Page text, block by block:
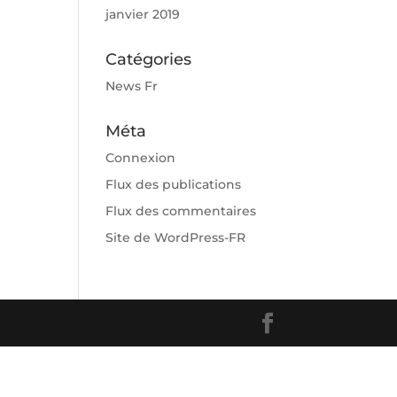
janvier 2019
Catégories
News Fr
Méta
Connexion
Flux des publications
Flux des commentaires
Site de WordPress-FR